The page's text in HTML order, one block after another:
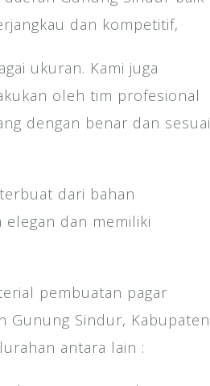
dan kompetitif,
ukuran. Kami juga
oleh tim profesional
dengan benar dan sesuai
dari bahan
dan memiliki
pembuatan pagar
Gunung Sindur, Kabupaten
antara lain :